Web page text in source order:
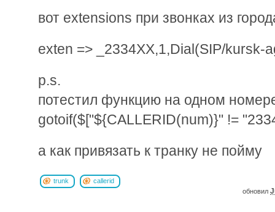
вот extensions при звонках из
exten => _2334XX,1,Dial(SIP/kursk-
p.s.
потестил функцию на одном
gotoif($["${CALLERID(num)}" !=
а как привязать к транку не пойму
trunk
callerid
обновил